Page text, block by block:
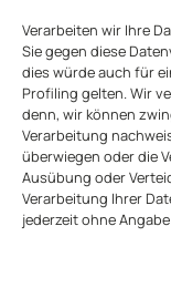
Verarbeiten wir Ihre
Sie gegen diese
dies würde auch für
Profiling gelten. Wir
denn, wir können
Verarbeitung
überwiegen oder die
Ausübung oder
Verarbeitung Ihrer
jederzeit ohne